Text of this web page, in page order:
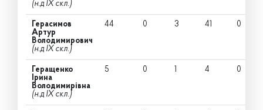
(н.д IX скл.)
Герасимов
Артур
Володимирович
(н.д IX скл.)
44 0 3 41 0
Геращенко
Ірина
Володимирівна
(н.д IX скл.)
5 0 1 4 0